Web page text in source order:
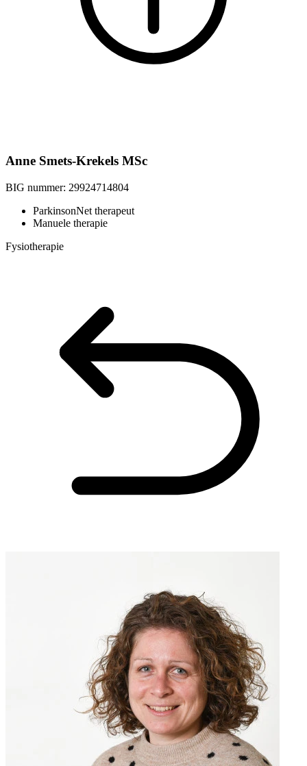
Anne Smets-Krekels MSc
BIG nummer: 29924714804
ParkinsonNet therapeut
Manuele therapie
Fysiotherapie